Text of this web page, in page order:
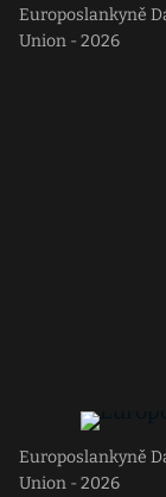
Europoslankyně
Union - 2026
Europoslankyně
Union - 2026